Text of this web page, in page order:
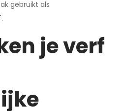
gebruikt als
je verf